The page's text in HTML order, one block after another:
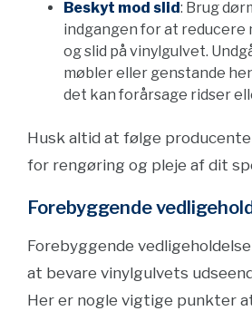
Beskyt mod slid: Brug
indgangen for at reducere
og slid på vinylgulvet.
møbler eller genstande
det kan forårsage ridser
Husk altid at følge
for rengøring og pleje af dit
Forebyggende
Forebyggende
at bevare vinylgulvets
Her er nogle vigtige punkter